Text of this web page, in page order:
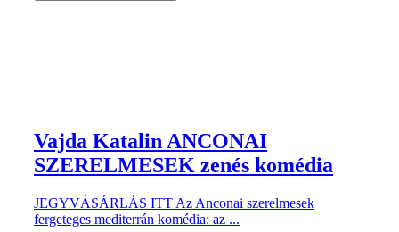
Vajda Katalin ANCONAI
SZERELMESEK zenés komédia
JEGYVÁSÁRLÁS ITT Az Anconai szerelmesek
fergeteges mediterrán komédia: az ...